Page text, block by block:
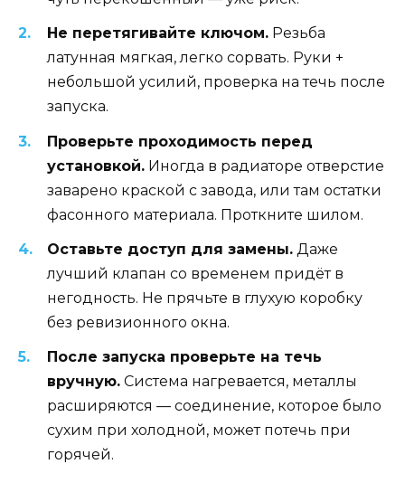
Не перетягивайте ключом. Резьба
латунная мягкая, легко сорвать. Руки +
небольшой усилий, проверка на течь после
запуска.
Проверьте проходимость перед
установкой. Иногда в радиаторе отверстие
заварено краской с завода, или там остатки
фасонного материала. Проткните шилом.
Оставьте доступ для замены. Даже
лучший клапан со временем придёт в
негодность. Не прячьте в глухую коробку
без ревизионного окна.
После запуска проверьте на течь
вручную. Система нагревается, металлы
расширяются — соединение, которое было
сухим при холодной, может потечь при
горячей.